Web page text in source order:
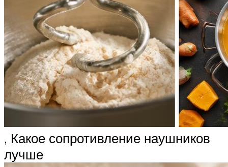
, Какое сопротивление наушников
лучше